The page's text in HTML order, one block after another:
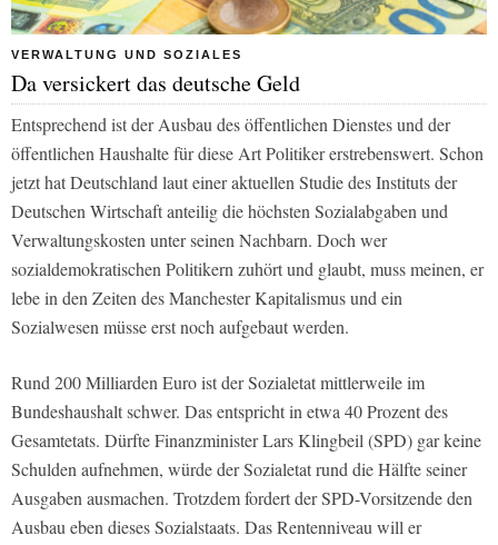
VERWALTUNG UND SOZIALES
Da versickert das deutsche Geld
Entsprechend ist der Ausbau des öffentlichen Dienstes und der
öffentlichen Haushalte für diese Art Politiker erstrebenswert. Schon
jetzt hat Deutschland laut einer aktuellen Studie des Instituts der
Deutschen Wirtschaft anteilig die höchsten Sozialabgaben und
Verwaltungskosten unter seinen Nachbarn. Doch wer
sozialdemokratischen Politikern zuhört und glaubt, muss meinen, er
lebe in den Zeiten des Manchester Kapitalismus und ein
Sozialwesen müsse erst noch aufgebaut werden.
Rund 200 Milliarden Euro ist der Sozialetat mittlerweile im
Bundeshaushalt schwer. Das entspricht in etwa 40 Prozent des
Gesamtetats. Dürfte Finanzminister Lars Klingbeil (SPD) gar keine
Schulden aufnehmen, würde der Sozialetat rund die Hälfte seiner
Ausgaben ausmachen. Trotzdem fordert der SPD-Vorsitzende den
Ausbau eben dieses Sozialstaats. Das Rentenniveau will er